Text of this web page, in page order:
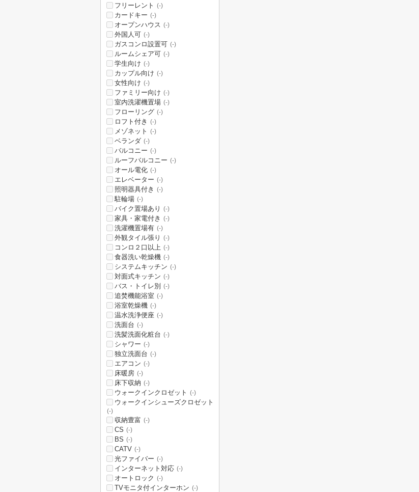
フリーレント (-)
カードキー (-)
オープンハウス (-)
外国人可 (-)
ガスコンロ設置可 (-)
ルームシェア可 (-)
学生向け (-)
カップル向け (-)
女性向け (-)
ファミリー向け (-)
室内洗濯機置場 (-)
フローリング (-)
ロフト付き (-)
メゾネット (-)
ベランダ (-)
バルコニー (-)
ルーフバルコニー (-)
オール電化 (-)
エレベーター (-)
照明器具付き (-)
駐輪場 (-)
バイク置場あり (-)
家具・家電付き (-)
洗濯機置場有 (-)
外観タイル張り (-)
コンロ２口以上 (-)
食器洗い乾燥機 (-)
システムキッチン (-)
対面式キッチン (-)
バス・トイレ別 (-)
追焚機能浴室 (-)
浴室乾燥機 (-)
温水洗浄便座 (-)
洗面台 (-)
洗髪洗面化粧台 (-)
シャワー (-)
独立洗面台 (-)
エアコン (-)
床暖房 (-)
床下収納 (-)
ウォークインクロゼット (-)
ウォークインシューズクロゼット
(-)
収納豊富 (-)
CS (-)
BS (-)
CATV (-)
光ファイバー (-)
インターネット対応 (-)
オートロック (-)
TVモニタ付インターホン (-)